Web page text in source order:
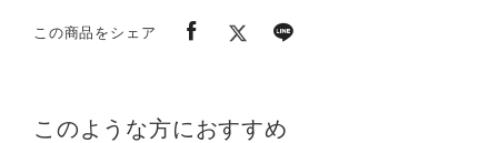
この商品をシェア
このような方におすすめ